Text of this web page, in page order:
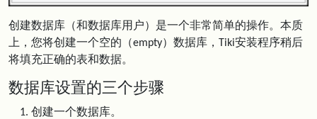
创建数据库（和数据库用户）是一个非常简单的操作。本质
上，您将创建一个空的（empty）数据库，Tiki安装程序稍后
将填充正确的表和数据。
数据库设置的三个步骤
创建一个数据库。